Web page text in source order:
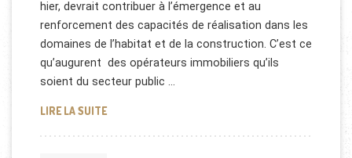
hier, devrait contribuer à l’émergence et au
renforcement des capacités de réalisation dans les
domaines de l’habitat et de la construction. C’est ce
qu’augurent des opérateurs immobiliers qu’ils
soient du secteur public …
LIRE LA SUITEPROMOTION IMMOBILIÈRE EN ALGÉRIE